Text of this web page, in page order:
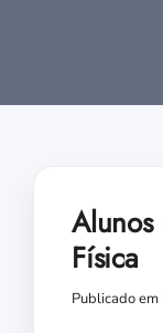
Alunos
Física
Publicado